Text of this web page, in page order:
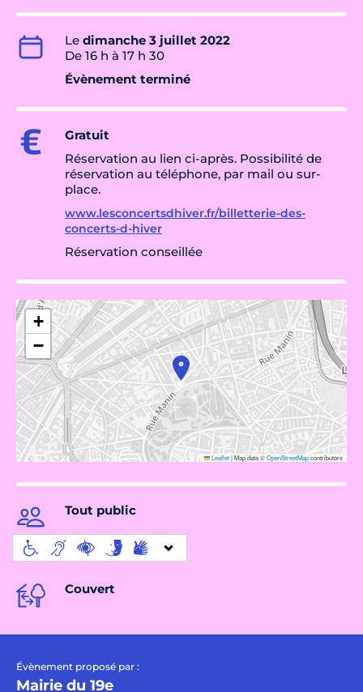
Le dimanche 3 juillet 2022
De 16 h à 17 h 30
Évènement terminé
Gratuit
Réservation au lien ci-après. Possibilité de
réservation au téléphone, par mail ou sur-
place.
www.lesconcertsdhiver.fr/billetterie-des-
concerts-d-hiver
Réservation conseillée
+
−
Leaflet|Map data ©OpenStreetMapcontributors
Tout public
Couvert
Évènement proposé par :
Mairie du 19e